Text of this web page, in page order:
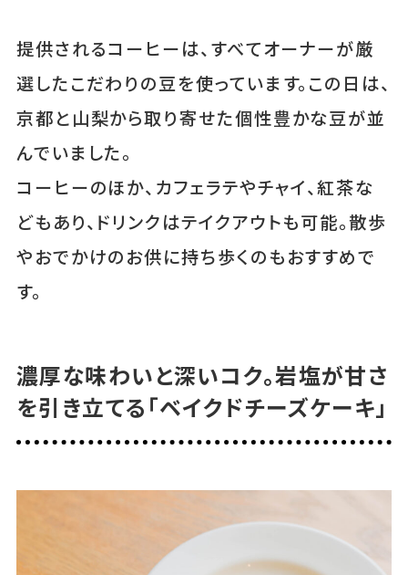
提供されるコーヒーは、すべてオーナーが厳
選したこだわりの豆を使っています。この日は、
京都と山梨から取り寄せた個性豊かな豆が並
んでいました。
コーヒーのほか、カフェラテやチャイ、紅茶な
どもあり、ドリンクはテイクアウトも可能。散歩
やおでかけのお供に持ち歩くのもおすすめで
す。
濃厚な味わいと深いコク。岩塩が甘さ
を引き立てる「ベイクドチーズケーキ」